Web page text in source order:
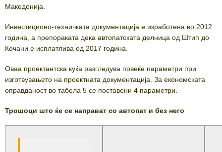
Македонија.
Инвестиционо-техничката документација е изработена во 2012
година, а препораката дека автопатската делница од Штип до
Кочани е исплатлива од 2017 година.
Оваа проектантска куќа разгледува повеќе параметри при
изготвувањето на проектната документација. За економската
оправданост во табела 5 се поставени 4 параметри.
Трошоци што ќе се направат со автопат и без него